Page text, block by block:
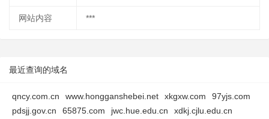
网站内容 ***
最近查询的域名
qncy.com.cn www.hongganshebei.net xkgxw.com
97yjs.com
pdsjj.gov.cn
65875.com jwc.hue.edu.cn
xdkj.cjlu.edu.cn